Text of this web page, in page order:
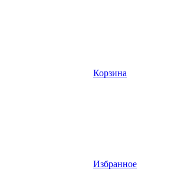
Корзина
Избранное